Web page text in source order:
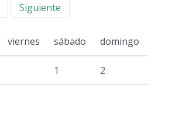
Siguiente
viernes sábado domingo
1 2